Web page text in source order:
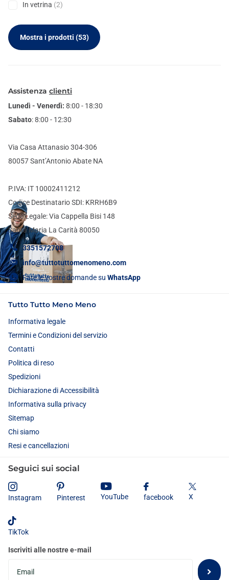
In vetrina (2)
Mostra i prodotti (53)
Assistenza clienti
Lunedì - Venerdì: 8:00 - 18:30
Sabato: 8:00 - 12:30
Via Casa Attanasio 304-306
80057 Sant’Antonio Abate NA
P.IVA: IT 10002411212
Codice Destinatario SDI: KRRH6B9
Sede Legale: Via Cappella Bisi 148
Santa Maria La Carità 80050
3351572708
info@tuttotuttomenomeno.com
Fate le vostre domande su WhatsApp
Tutto Tutto Meno Meno
Informativa legale
Termini e Condizioni del servizio
Contatti
Politica di reso
Spedizioni
Dichiarazione di Accessibilità
Informativa sulla privacy
Sitemap
Chi siamo
Resi e cancellazioni
Seguici sui social
Instagram Pinterest YouTube facebook X
TikTok
Iscriviti alle nostre e-mail